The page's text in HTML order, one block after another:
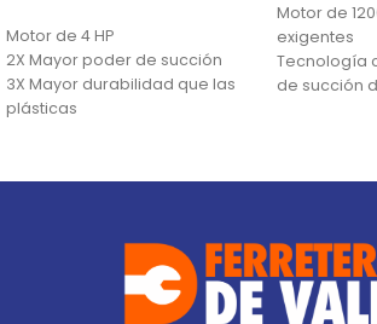
Motor de 4 HP
2X Mayor poder de succión
3X Mayor durabilidad que las
plásticas
Motor de
exigentes
Tecnología
de succión